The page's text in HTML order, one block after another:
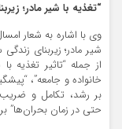
“تغذیه با شیر مادر؛
وی با اشاره به شعار
شیر مادر؛ زیربنای
از جمله “تاثیر تغذیه
خانواده و جامعه”،
بر رشد، تکامل و
حتی در زمان بحران‌ها”